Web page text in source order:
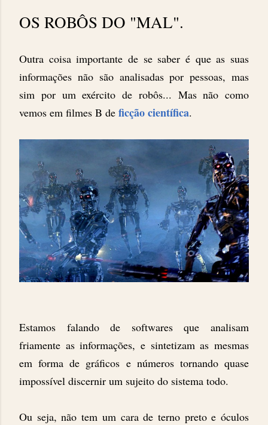
OS ROBÔS DO "MAL".
Outra coisa importante de se saber é que as suas
informações não são analisadas por pessoas, mas
sim por um exército de robôs... Mas não como
vemos em filmes B de ficção científica.
Estamos falando de softwares que analisam
friamente as informações, e sintetizam as mesmas
em forma de gráficos e números tornando quase
impossível discernir um sujeito do sistema todo.
Ou seja, não tem um cara de terno preto e óculos